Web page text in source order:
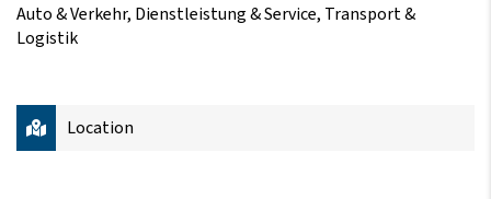
Auto & Verkehr, Dienstleistung & Service, Transport &
Logistik
Location